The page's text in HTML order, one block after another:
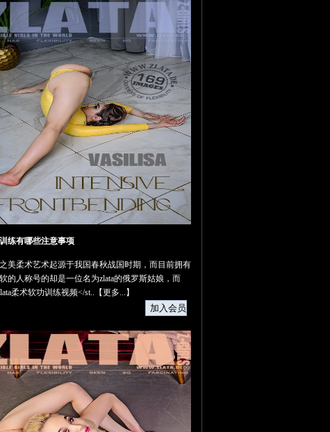
练有哪些注意事项
美柔术艺术起源于我国春秋战国时期，而目前拥有
的人称号的却是一位名为zlata的俄罗斯姑娘，而
柔术软功训练视频</st..【更多... 】